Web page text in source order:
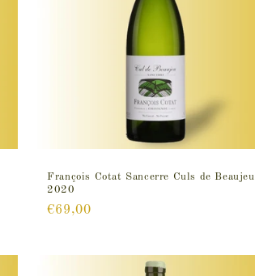
François Cotat Sancerre Culs de Beaujeu
2020
Prix
€69,00